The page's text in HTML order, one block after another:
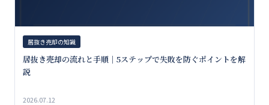
居抜き売却の知識
居抜き売却の流れと手順｜5ステップで失敗を防ぐポイントを解
説
2026.07.12